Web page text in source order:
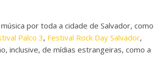
por toda a cidade de Salvador, como
Palco 3, Festival Rock Day Salvador,
inclusive, de mídias estrangeiras, como a